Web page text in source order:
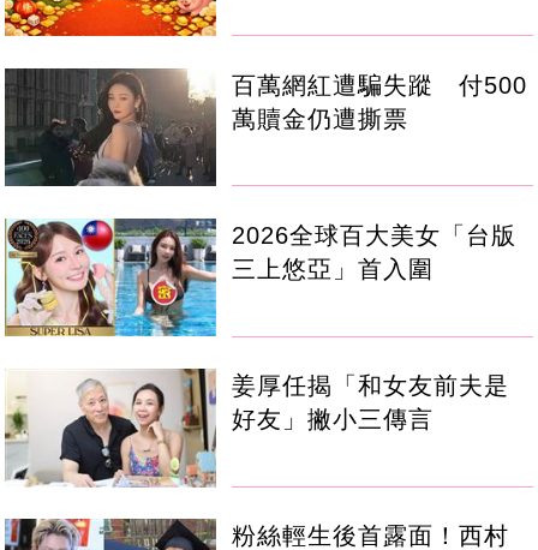
百萬網紅遭騙失蹤 付500
萬贖金仍遭撕票
2026全球百大美女「台版
三上悠亞」首入圍
姜厚任揭「和女友前夫是
好友」撇小三傳言
粉絲輕生後首露面！西村